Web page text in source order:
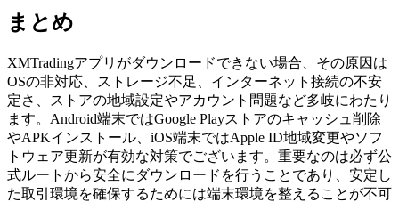
まとめ
XMTradingアプリがダウンロードできない場合、その原因は
OSの非対応、ストレージ不足、インターネット接続の不安
定さ、ストアの地域設定やアカウント問題など多岐にわたり
ます。Android端末ではGoogle Playストアのキャッシュ削除
やAPKインストール、iOS端末ではApple ID地域変更やソフ
トウェア更新が有効な対策でございます。重要なのは必ず公
式ルートから安全にダウンロードを行うことであり、安定し
た取引環境を確保するためには端末環境を整えることが不可